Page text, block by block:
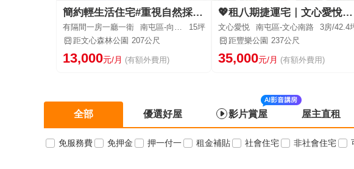
簡約輕生活住宅#重視自然採光與大面積留白#一房一廳#乾淨俐落
有隔間一房一廳一衛 南屯區-向心路
15坪
距文心森林公園 207公尺
13,000元/月 (有額外費用)
💖租八期捷運宅｜文心愛悅高樓景觀三房平車
文心愛悦 南屯區-文心南路 3房/42.4
距豐樂公園 237公尺
35,000元/月 (有額外費用)
全部 優選好屋 影片賞屋 屋主直租
免服務費 免押金 押一付一 租金補貼 社會住宅 非社會住宅